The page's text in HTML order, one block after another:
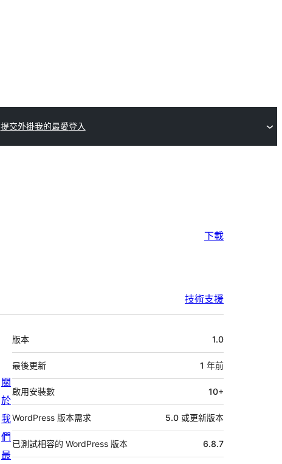
提交外掛我的最愛登入
下載
技術支援
中
繼
資
料
版本 1.0
最後更新 1 年前
啟用安裝數 10+
WordPress 版本需求 5.0 或更新版本
已測試相容的 WordPress 版本 6.8.7
關
於
我
們
最